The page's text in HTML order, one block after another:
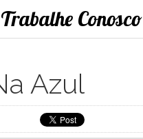
Conosco
Azul